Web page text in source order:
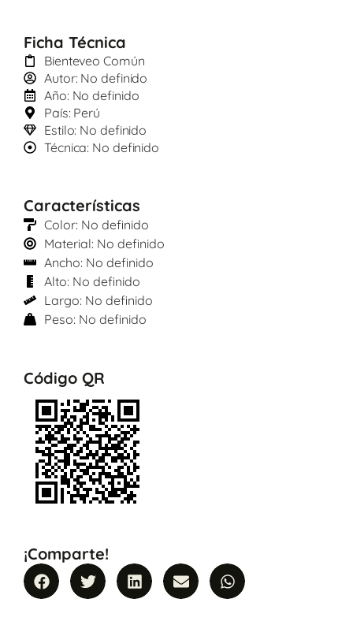
Ficha Técnica
Bienteveo Común
Autor: No definido
Año: No definido
País: Perú
Estilo: No definido
Técnica: No definido
Características
Color: No definido
Material: No definido
Ancho: No definido
Alto: No definido
Largo: No definido
Peso: No definido
Código QR
¡Comparte!